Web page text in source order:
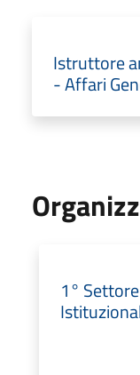
Istruttore
- Affari
1°